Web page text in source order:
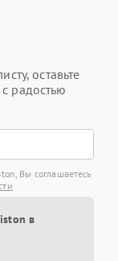
оставьте
радостью
Вы соглашаетесь
в